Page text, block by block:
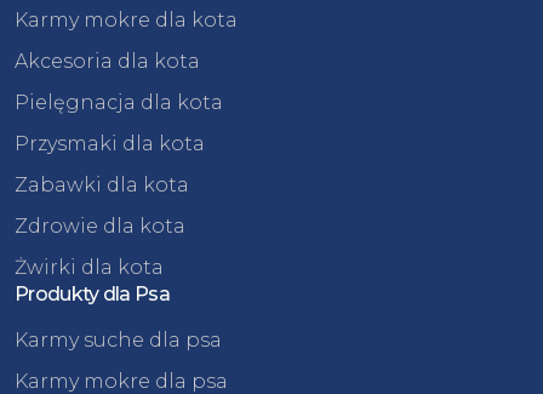
Karmy mokre dla kota
Akcesoria dla kota
Pielęgnacja dla kota
Przysmaki dla kota
Zabawki dla kota
Zdrowie dla kota
Żwirki dla kota
Produkty dla Psa
Karmy suche dla psa
Karmy mokre dla psa